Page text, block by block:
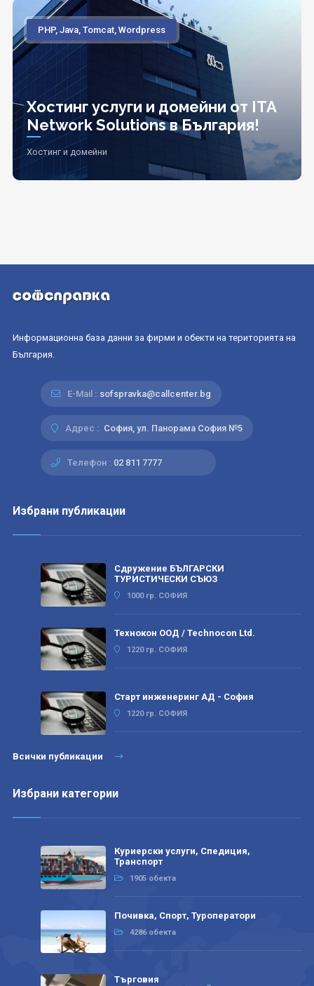
PHP, Java, Tomcat, Wordpress
Хостинг услуги и домейни от ITA
Network Solutions в България!
Хостинг и домейни
Информационна база данни за фирми и обекти на територията на
България.
E-Mail : sofspravka@callcenter.bg
Адрес : София, ул. Панорама София №5
Телефон : 02 811 7777
Избрани публикации
Сдружение БЪЛГАРСКИ
ТУРИСТИЧЕСКИ СЪЮЗ
1000 гр. СОФИЯ
Технокон ООД / Technocon Ltd.
1220 гр. СОФИЯ
Старт инженеринг АД - София
1220 гр. СОФИЯ
Всички публикации
Избрани категории
Куриерски услуги, Спедиция,
Транспорт
1905 обекта
Почивка, Спорт, Туроператори
4286 обекта
Търговия